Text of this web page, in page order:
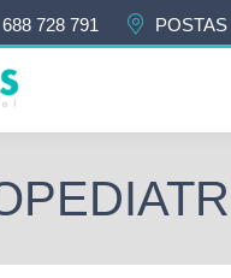
688 728 791